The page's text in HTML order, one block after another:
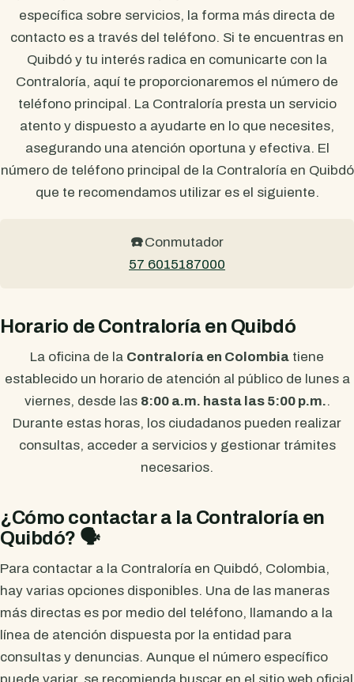
específica sobre servicios, la forma más directa de
contacto es a través del teléfono. Si te encuentras en
Quibdó y tu interés radica en comunicarte con la
Contraloría, aquí te proporcionaremos el número de
teléfono principal. La Contraloría presta un servicio
atento y dispuesto a ayudarte en lo que necesites,
asegurando una atención oportuna y efectiva. El
número de teléfono principal de la Contraloría en Quibdó
que te recomendamos utilizar es el siguiente.
☎️Conmutador
57 6015187000
Horario de Contraloría en Quibdó
La oficina de la Contraloría en Colombia tiene
establecido un horario de atención al público de lunes a
viernes, desde las 8:00 a.m. hasta las 5:00 p.m..
Durante estas horas, los ciudadanos pueden realizar
consultas, acceder a servicios y gestionar trámites
necesarios.
¿Cómo contactar a la Contraloría en
Quibdó? 🗣️
Para contactar a la Contraloría en Quibdó, Colombia,
hay varias opciones disponibles. Una de las maneras
más directas es por medio del teléfono, llamando a la
línea de atención dispuesta por la entidad para
consultas y denuncias. Aunque el número específico
puede variar, se recomienda buscar en el sitio web oficial